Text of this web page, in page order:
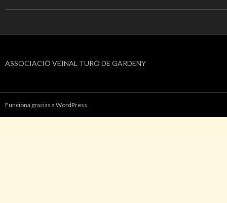
ASSOCIACIÓ VEÏNAL TURÓ DE GARDENY
Funciona gracias a WordPress